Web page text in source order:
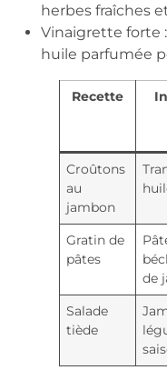
herbes fraîches
Vinaigrette forte
huile parfumée
Recette
Croûtons
au
jambon
Gratin de
pâtes
de
Salade
tiède